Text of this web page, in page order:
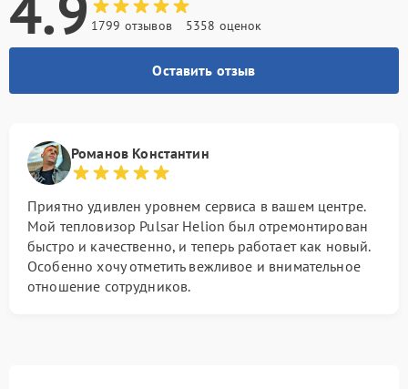
1799 отзывов 5358 оценок
Оставить отзыв
Романов Константин
Приятно удивлен уровнем сервиса в вашем центре.
Мой тепловизор Pulsar Helion был отремонтирован
быстро и качественно, и теперь работает как новый.
Особенно хочу отметить вежливое и внимательное
отношение сотрудников.